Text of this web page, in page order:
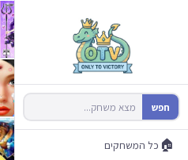
חפש
🏠 כל המשחקים